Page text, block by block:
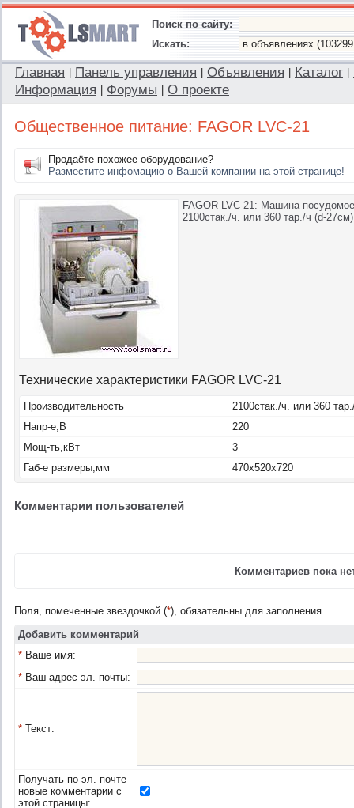
Поиск по сайту:
Искать:
Главная Панель управления Объявления Каталог
Информация
Форумы О проекте
Общественное питание: FAGOR LVC-21
Продаёте похожее оборудование?
Разместите инфомацию о Вашей компании на этой странице!
FAGOR LVC-21: Машина
2100стак./ч. или 360 тар./ч (d-
Технические характеристики FAGOR LVC-21
Производительность
2100стак./ч. или 360
Напр-е,B
220
Мощ-ть,кВт
3
Габ-е размеры,мм
470x520x720
Комментарии пользователей
Комментариев пока
Поля, помеченные звездочкой (*), обязательны для заполнения.
Добавить комментарий
* Ваше имя:
* Ваш адрес эл. почты:
* Текст:
Получать по эл. почте
новые комментарии с
этой страницы: